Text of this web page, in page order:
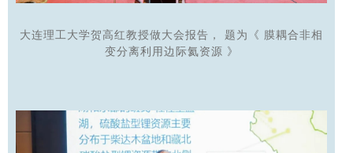
大连理工大学贺高红教授做大会报告， 题为《 膜耦合非相
变分离利用边际氦资源 》